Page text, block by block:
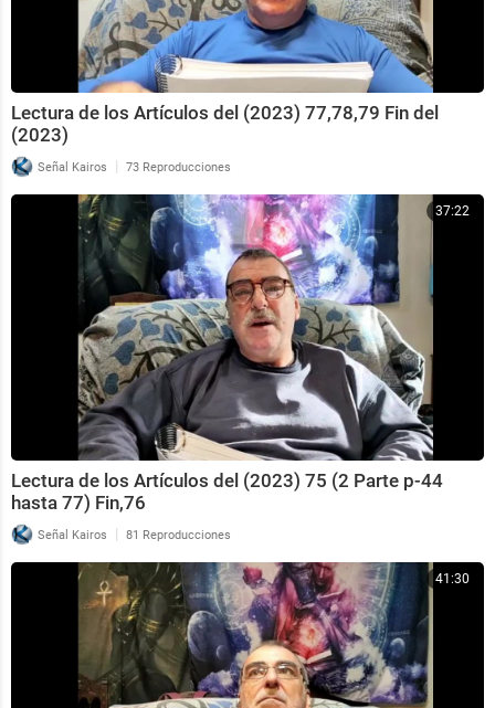
Lectura de los Artículos del (2023) 77,78,79 Fin del
(2023)
Señal Kairos | 73 Reproducciones
37:22
Lectura de los Artículos del (2023) 75 (2 Parte p-44
hasta 77) Fin,76
Señal Kairos | 81 Reproducciones
41:30